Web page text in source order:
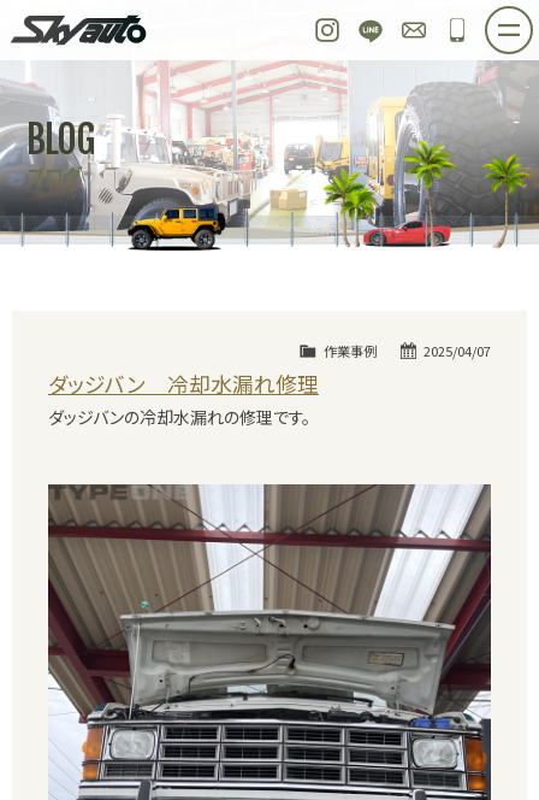
Instagram
LINE お問い合わせ
048-
ホーム 在庫車情報 ご購入プラン
整備作業実例 パーツ販売 買取＆オーダー
店舗紹介 工場紹介 会社概要
スタッフ紹介 求人情報 公式ブログ
BLOG
ブログ
2025/04/07
作業事例
ダッジバン 冷却水漏れ修理
ダッジバンの冷却水漏れの修理です。